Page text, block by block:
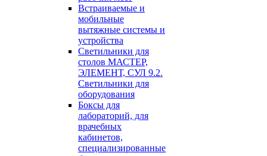
Встраиваемые и
мобильные
вытяжные системы и
устройства
Светильники для
столов МАСТЕР,
ЭЛЕМЕНТ, СУЛ 9.2.
Светильники для
оборудования
Боксы для
лабораторий, для
врачебных
кабинетов,
специализированные